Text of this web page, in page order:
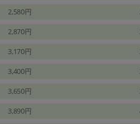
2,580円
2,870円
3,170円
3,400円
3,650円
3,890円